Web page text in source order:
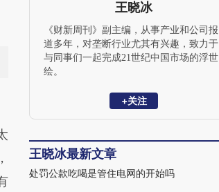
王晓冰
《财新周刊》副主编，从事产业和公司报
道多年，对垄断行业尤其有兴趣，致力于
与同事们一起完成21世纪中国市场的浮世
绘。
+关注
王晓冰最新文章
处罚公款吃喝是管住电网的开始吗